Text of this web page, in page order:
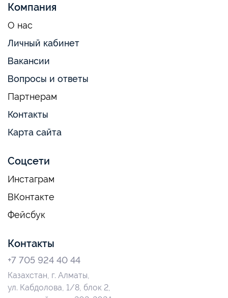
Компания
О нас
Личный кабинет
Вакансии
Вопросы и ответы
Партнерам
Контакты
Карта сайта
Соцсети
Инстаграм
ВКонтакте
Фейсбук
Контакты
+7 705 924 40 44
Казахстан, г. Алматы,
ул. Кабдолова, 1/8, блок 2,